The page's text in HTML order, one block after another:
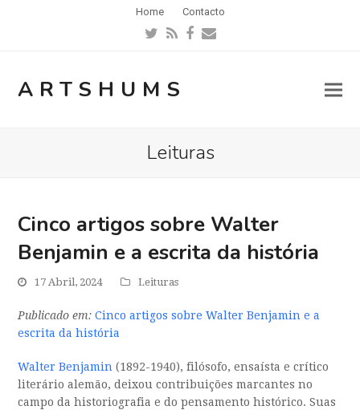
Home Contacto
Twitter
RSSFacebook
Email
ARTSHUMS
Leituras
Cinco artigos sobre Walter
Benjamin e a escrita da história
17 Abril, 2024 Leituras
Publicado em: Cinco artigos sobre Walter Benjamin e a
escrita da história
Walter Benjamin (1892-1940), filósofo, ensaísta e crítico
literário alemão, deixou contribuições marcantes no
campo da historiografia e do pensamento histórico. Suas